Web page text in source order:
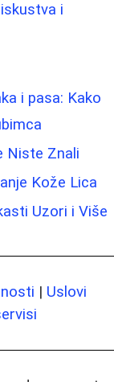
i
i pasa: Kako
Niste Znali
Kože Lica
Uzori i Više
| Uslovi